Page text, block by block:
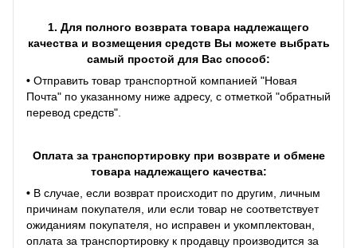
1. Для полного возврата товара надлежащего
качества и возмещения средств Вы можете выбрать
самый простой для Вас способ:
• Отправить товар транспортной компанией "Новая
Почта" по указанному ниже адресу, с отметкой "обратный
перевод средств".
Оплата за транспортировку при возврате и обмене
товара надлежащего качества:
• В случае, если возврат происходит по другим, личным
причинам покупателя, или если товар не соответствует
ожиданиям покупателя, но исправен и укомплектован,
оплата за транспортировку к продавцу производится за